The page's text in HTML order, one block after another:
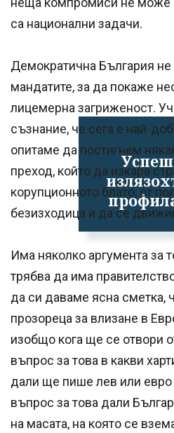
са национални задачи.
Демократична България не
мандатите, за да покаже
лицемерна загриженост.
съзнание, че сега е най-
опитаме да постигнем
преход, който да изкара
корупционното блато, от
безизходица и да се
Има няколко аргумента за
трябва да има
да си даваме ясна сметка,
прозореца за влизане в
изобщо кога ще се отвори
въпрос за това в какви
дали ще пише лев или евро
въпрос за това дали
на масата, на която се